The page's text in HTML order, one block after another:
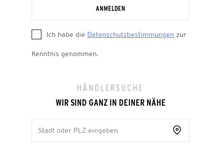
ANMELDEN
Ich habe die Datenschutzbestimmungen zur
Kenntnis genommen.
HÄNDLERSUCHE
WIR SIND GANZ IN DEINER NÄHE